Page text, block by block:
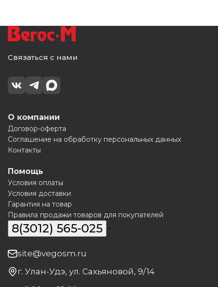
Связаться с нами
О компании
Договор-оферта
Соглашение на обработку персональных данных
Контакты
Помощь
Условия оплаты
Условия доставки
Гарантия на товар
Правила продажи товаров для покупателей
8(3012) 565-025
site@vegosm.ru
г. Улан-Удэ, ул. Сахьяновой, 9/14